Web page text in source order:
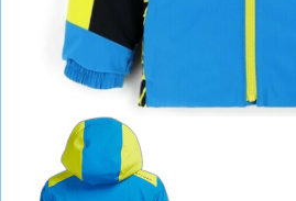
ТЕНІС, БАДМІНТОН
ВОДНІ ВИДИ СПОРТУ